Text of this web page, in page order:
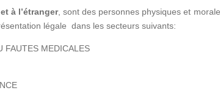
à l’étranger, sont des personnes physiques et
légale dans les secteurs suivants:
FAUTES MEDICALES